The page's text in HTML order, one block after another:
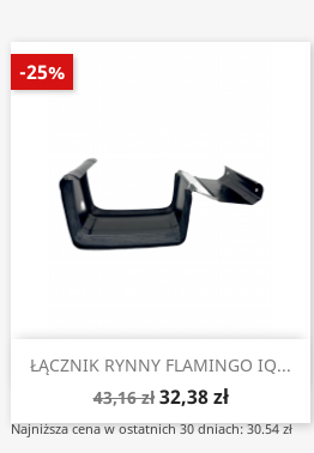
ŁĄCZNIK RYNNY FLAMINGO IQ...
43,16 zł 32,38 zł
Najniższa cena w ostatnich 30 dniach: 30.54 zł
-25%
 Szybki podgląd